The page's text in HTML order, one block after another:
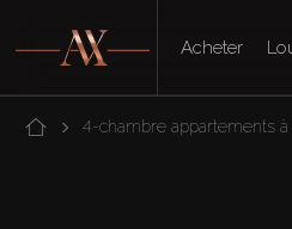
Acheter
4-chambre appartements